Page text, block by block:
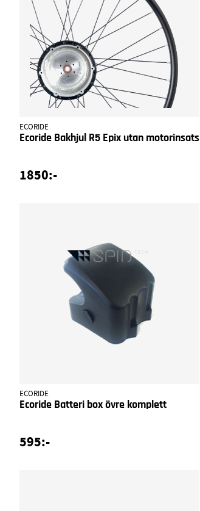
ECORIDE
Ecoride Bakhjul R5 Epix utan motorinsats
1850:-
ECORIDE
Ecoride Batteri box övre komplett
595:-